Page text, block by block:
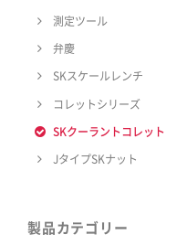
測定ツール
弁慶
SKスケールレンチ
コレットシリーズ
SKクーラントコレット
JタイプSKナット
製品カテゴリー